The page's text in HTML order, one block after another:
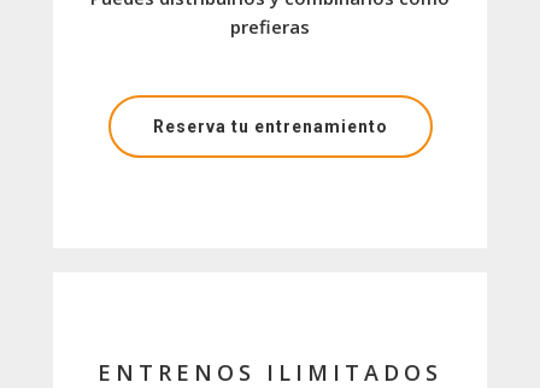
prefieras
Reserva tu entrenamiento
ENTRENOS ILIMITADOS